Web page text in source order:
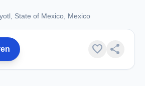
State of Mexico, Mexico
favorite share